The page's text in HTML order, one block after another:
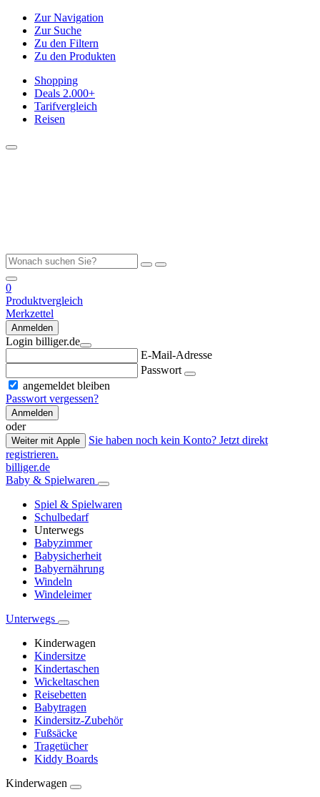
Zur Navigation
Zur Suche
Zu den Filtern
Zu den Produkten
Shopping
Deals 2.000+
Tarifvergleich
Reisen
0
Produktvergleich
Merkzettel
Anmelden
Login billiger.de
E-Mail-Adresse
Passwort
angemeldet bleiben
Passwort vergessen?
Anmelden
oder
Weiter mit Apple
Sie haben noch kein Konto? Jetzt direkt
registrieren.
billiger.de
Baby & Spielwaren
Spiel & Spielwaren
Schulbedarf
Unterwegs
Babyzimmer
Babysicherheit
Babyernährung
Windeln
Windeleimer
Unterwegs
Kinderwagen
Kindersitze
Kindertaschen
Wickeltaschen
Reisebetten
Babytragen
Kindersitz-Zubehör
Fußsäcke
Tragetücher
Kiddy Boards
Kinderwagen